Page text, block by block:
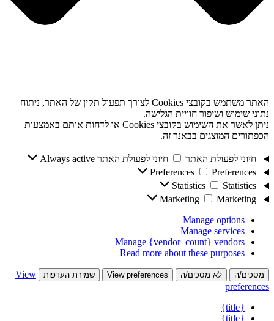
האתר משתמש בקובצי Cookies לצורך תפעול תקין של האתר, ניתוח
נתוני שימוש ושיפור חוויית הגלישה.
ניתן לאשר את השימוש בקובצי Cookies או לדחות אותם באמצעות
הכפתורים המוצגים בבאנר זה.
חיוני לפעולת האתר חיוני לפעולת האתר Always active
Preferences
Preferences
Statistics
Statistics
Marketing
Marketing
Manage options
Manage services
Manage {vendor_count} vendors
Read more about these purposes
מסכים/ה לא מסכים/ה View preferences שמירת העדפות
View
preferences
{title}
{title}